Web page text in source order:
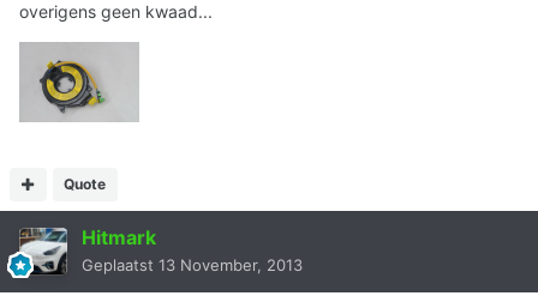
overigens geen kwaad...
Quote
Hitmark
Geplaatst 13 November, 2013